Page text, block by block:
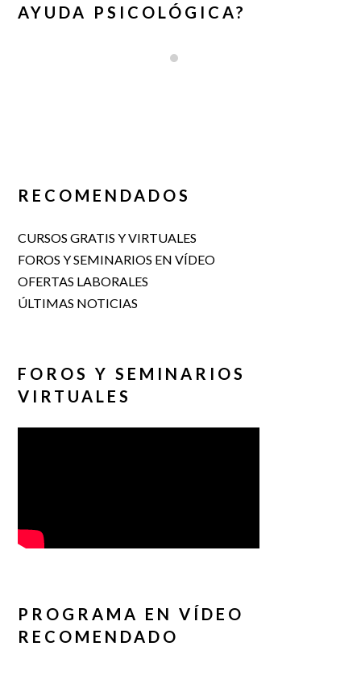
AYUDA PSICOLÓGICA?
RECOMENDADOS
CURSOS GRATIS Y VIRTUALES
FOROS Y SEMINARIOS EN VÍDEO
OFERTAS LABORALES
ÚLTIMAS NOTICIAS
FOROS Y SEMINARIOS
VIRTUALES
PROGRAMA EN VÍDEO
RECOMENDADO